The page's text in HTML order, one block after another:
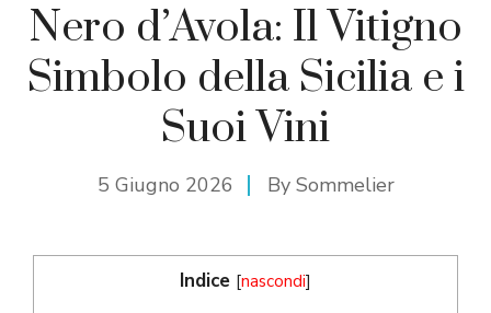
Nero d’Avola: Il Vitigno
Simbolo della Sicilia e i
Suoi Vini
5 Giugno 2026 By Sommelier
Indice [nascondi]